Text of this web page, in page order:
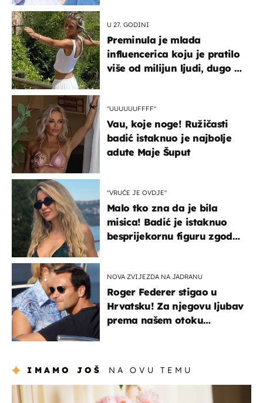
U 27. GODINI
Preminula je mlada
influencerica koju je pratilo
više od milijun ljudi, dugo se
"UUUUUUFFFF"
Vau, koje noge! Ružičasti
badić istaknuo je najbolje
adute Maje Šuput
"VRUĆE JE OVDJE"
Malo tko zna da je bila
misica! Badić je istaknuo
besprijekornu figuru zgodne
NOVA ZVIJEZDA NA JADRANU
Roger Federer stigao u
Hrvatsku! Za njegovu ljubav
prema našem otoku
IMAMO JOŠ NA OVU TEMU
moda & ljepota